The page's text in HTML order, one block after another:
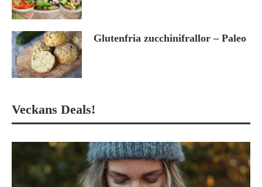
Glutenfria zucchinifrallor – Paleo
Veckans Deals!